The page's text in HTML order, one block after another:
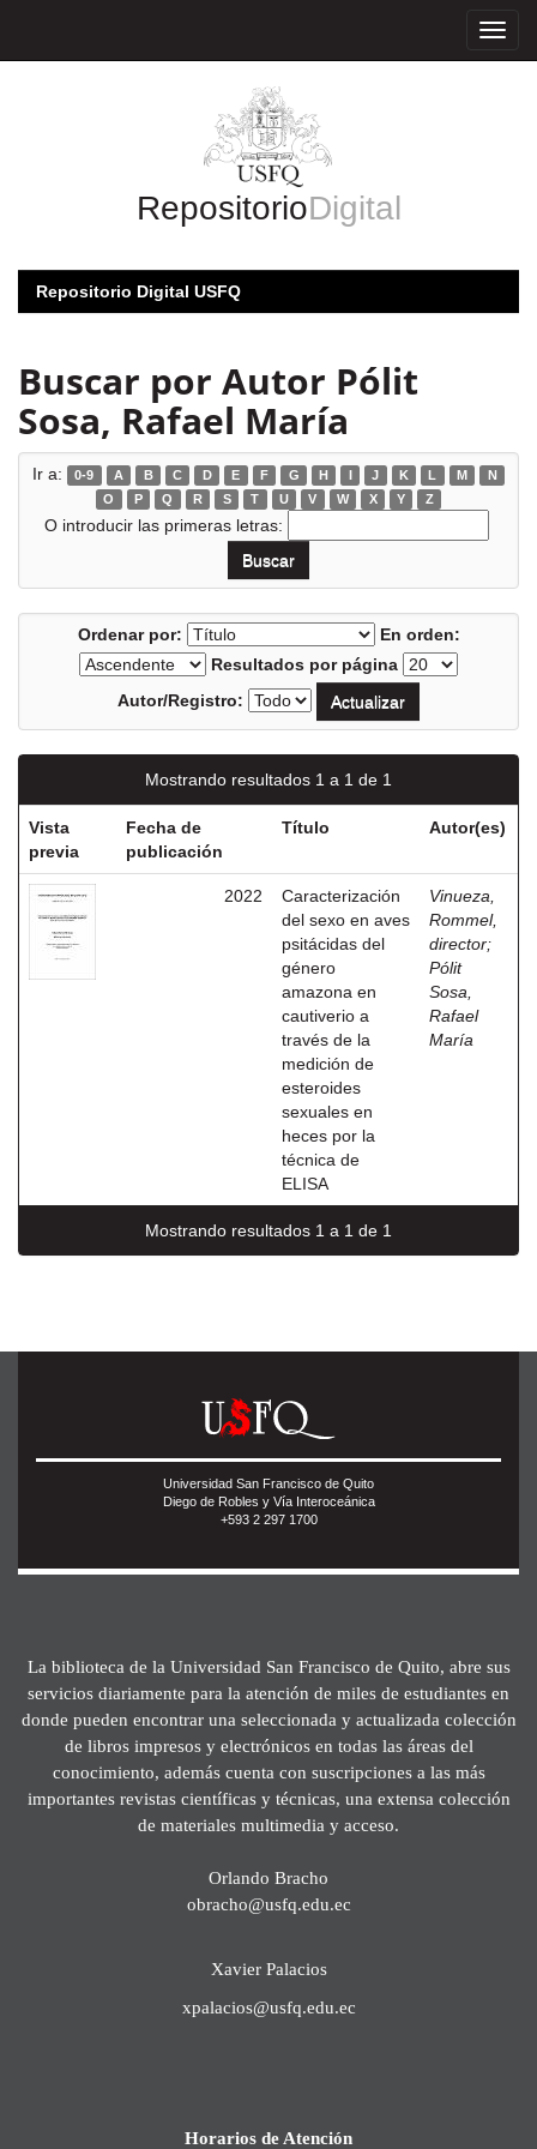
RepositorioDigital
Repositorio Digital USFQ
Buscar por Autor Pólit
Sosa, Rafael María
Ir a: 0-9 A B C D E F G H I J K L M
N
O
P Q R S T U V W X Y Z
O introducir las primeras letras:
Ordenar por:
En orden:
Resultados por página
Autor/Registro:
Mostrando resultados 1 a 1 de 1
Vista
previa
Fecha de
publicación
Título Autor(es)
2022
Caracterización
del sexo en aves
psitácidas del
género
amazona en
cautiverio a
través de la
medición de
esteroides
sexuales en
heces por la
técnica de
ELISA
Vinueza,
Rommel,
director;
Pólit
Sosa,
Rafael
María
Mostrando resultados 1 a 1 de 1
Universidad San Francisco de Quito
Diego de Robles y Vía Interoceánica
+593 2 297 1700
La biblioteca de la Universidad San Francisco de Quito, abre sus
servicios diariamente para la atención de miles de estudiantes en
donde pueden encontrar una seleccionada y actualizada colección
de libros impresos y electrónicos en todas las áreas del
conocimiento, además cuenta con suscripciones a las más
importantes revistas científicas y técnicas, una extensa colección
de materiales multimedia y acceso.
Orlando Bracho
obracho@usfq.edu.ec
Xavier Palacios
xpalacios@usfq.edu.ec
Horarios de Atención